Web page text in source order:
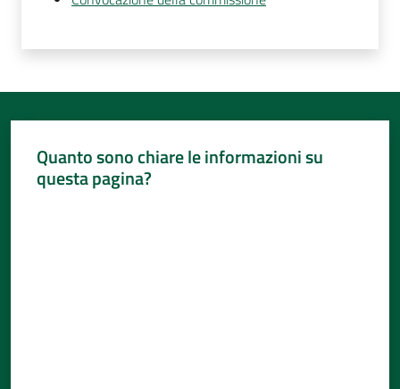
Quanto sono chiare le informazioni su
questa pagina?